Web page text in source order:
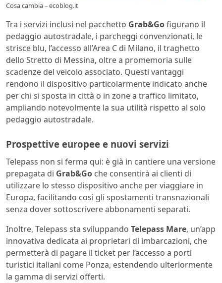
Cosa cambia – ecoblog.it
Tra i servizi inclusi nel pacchetto Grab&Gofigurano il
pedaggio autostradale, i parcheggi convenzionati, le
strisce blu, l’accesso all’Area C di Milano, il traghetto
dello Stretto di Messina, oltre a promemoria sulle
scadenze del veicolo associato. Questi vantaggi
rendono il dispositivo particolarmente indicato anche
per chi si sposta in città o in zone a traffico limitato,
ampliando notevolmente la sua utilità rispetto al solo
pedaggio autostradale.
Prospettive europee e nuovi servizi
Telepass non si ferma qui: è già in cantiere una versione
prepagata di Grab&Go che consentirà ai clienti di
utilizzare lo stesso dispositivo anche per viaggiare in
Europa, facilitando così gli spostamenti transnazionali
senza dover sottoscrivere abbonamenti separati.
Inoltre, Telepass sta sviluppando Telepass Mare, un’app
innovativa dedicata ai proprietari di imbarcazioni, che
permetterà di pagare il ticket per l’accesso a porti
turistici italiani come Ponza, estendendo ulteriormente
la gamma di servizi offerti.